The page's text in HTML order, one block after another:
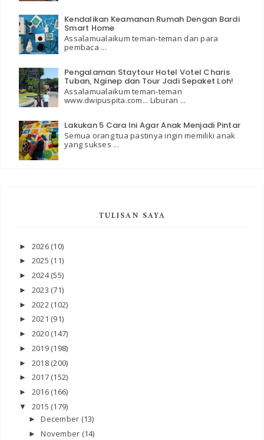
Kendalikan Keamanan Rumah Dengan Bardi
Smart Home
Assalamualaikum teman-teman dan para
pembaca ...
Pengalaman Staytour Hotel Votel Charis
Tuban, Nginep dan Tour Jadi Sepaket Loh!
Assalamualaikum teman-teman
www.dwipuspita.com... Liburan ...
Lakukan 5 Cara Ini Agar Anak Menjadi Pintar
Semua orang tua pastinya ingin memiliki anak
yang sukses ...
TULISAN SAYA
► 2026 (10)
► 2025 (11)
► 2024(55)
► 2023 (71)
► 2022 (102)
► 2021 (91)
► 2020 (147)
► 2019 (198)
► 2018 (200)
► 2017 (152)
► 2016 (166)
▼ 2015 (179)
►December (13)
►November (14)